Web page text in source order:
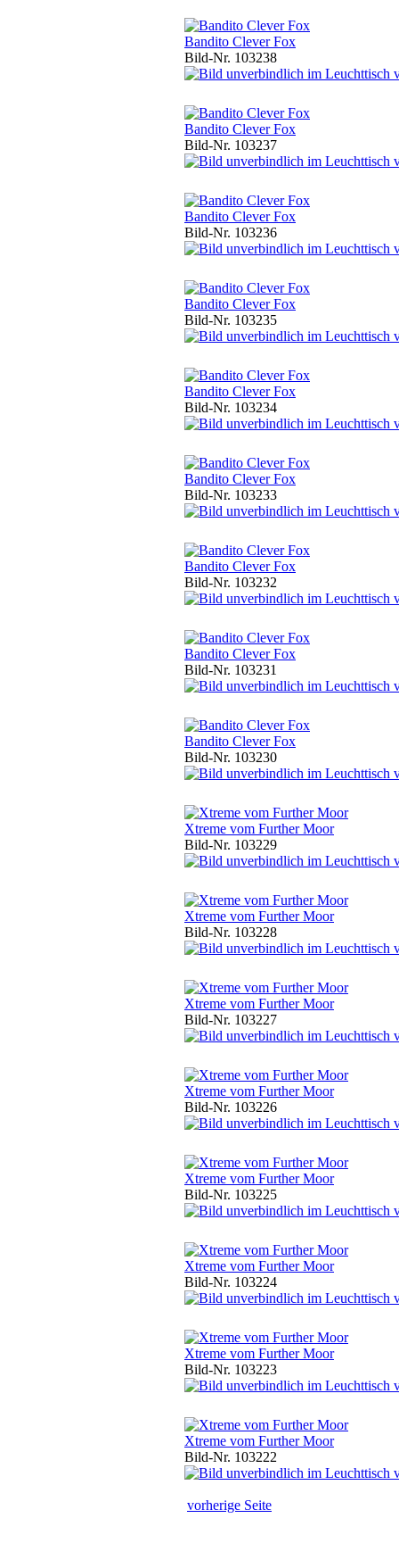
Bandito Clever Fox
Bild-Nr. 103238
Bandito Clever Fox
Bild-Nr. 103237
Bandito Clever Fox
Bild-Nr. 103236
Bandito Clever Fox
Bild-Nr. 103235
Bandito Clever Fox
Bild-Nr. 103234
Bandito Clever Fox
Bild-Nr. 103233
Bandito Clever Fox
Bild-Nr. 103232
Bandito Clever Fox
Bild-Nr. 103231
Bandito Clever Fox
Bild-Nr. 103230
Xtreme vom Further Moor
Bild-Nr. 103229
Xtreme vom Further Moor
Bild-Nr. 103228
Xtreme vom Further Moor
Bild-Nr. 103227
Xtreme vom Further Moor
Bild-Nr. 103226
Xtreme vom Further Moor
Bild-Nr. 103225
Xtreme vom Further Moor
Bild-Nr. 103224
Xtreme vom Further Moor
Bild-Nr. 103223
Xtreme vom Further Moor
Bild-Nr. 103222
vorherige Seite